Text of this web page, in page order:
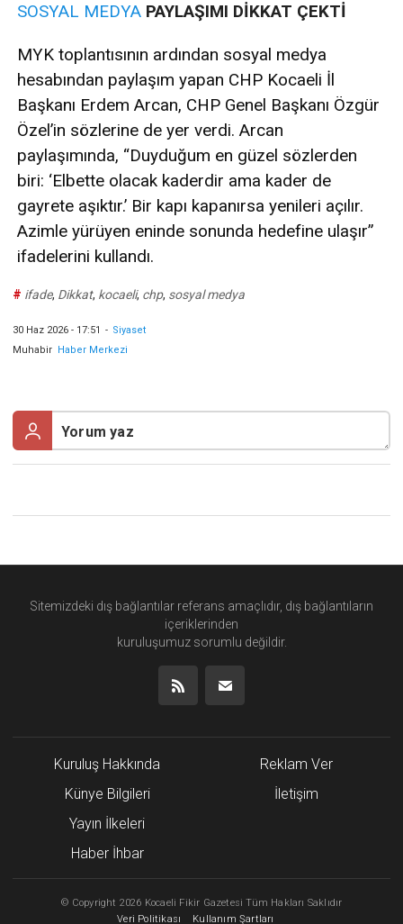
SOSYAL MEDYA PAYLAŞIMI DİKKAT ÇEKTİ
MYK toplantısının ardından sosyal medya
hesabından paylaşım yapan CHP Kocaeli İl
Başkanı Erdem Arcan, CHP Genel Başkanı Özgür
Özel’in sözlerine de yer verdi. Arcan
paylaşımında, “Duyduğum en güzel sözlerden
biri: ‘Elbette olacak kaderdir ama kader de
gayrete aşıktır.’ Bir kapı kapanırsa yenileri açılır.
Azimle yürüyen eninde sonunda hedefine ulaşır”
ifadelerini kullandı.
# ifade, Dikkat, kocaeli, chp, sosyal medya
30 Haz 2026 - 17:51 - Siyaset
Muhabir
Haber Merkezi
Sitemizdeki dış bağlantılar referans amaçlıdır, dış bağlantıların
içeriklerinden
kuruluşumuz sorumlu değildir.
Kuruluş Hakkında
Künye Bilgileri
Yayın İlkeleri
Haber İhbar
Reklam Ver
İletişim
© Copyright 2026 Kocaeli Fikir Gazetesi Tüm Hakları Saklıdır
Veri Politikası
Kullanım Şartları